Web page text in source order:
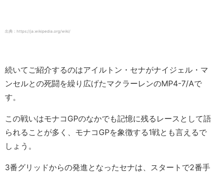
出典：https://ja.wikipedia.org/wiki/
続いてご紹介するのはアイルトン・セナがナイジェル・マ
ンセルとの死闘を繰り広げたマクラーレンのMP4-7/Aで
す。
この戦いはモナコGPのなかでも記憶に残るレースとして語
られることが多く、モナコGPを象徴する1戦とも言えるで
しょう。
3番グリッドからの発進となったセナは、スタートで2番手